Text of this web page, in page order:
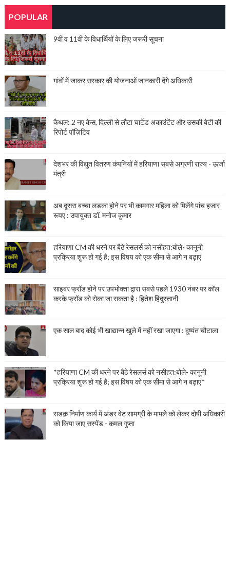
POPULAR
9वीं व 11वीं के विधार्थियों के लिए जरूरी सूचना
गांवों में जाकर सरकार की योजनाओं जानकारी देंगे अधिकारी
कैथल: 2 नए केस, दिल्ली से लौटा चार्टेड अकाउंटेंट और उसकी बेटी की
रिपोर्ट पॉज़िटिव
देशभर की विद्युत वितरण कंपनियों में हरियाणा सबसे अग्रणी राज्य - ऊर्जा
मंत्री
अब दूसरा बच्चा लडका होने पर भी कामगार महिला को मिलेंगे पांच हजार
रूपए : उपायुक्त डॉ. मनोज कुमार
हरियाणा CM की धरने पर बैठे रेसलर्स को नसीहत:बोले- कानूनी
प्रक्रिया शुरू हो गई है; इस विषय को एक सीमा से आगे न बढ़ाएं
साइबर फ्रॉड होने पर उपभोक्ता द्वारा सबसे पहले 1930 नंबर पर कॉल
करके फ्रॉड को रोका जा सकता है : हितेश हिंदुस्तानी
एक साल बाद कोई भी खाद्यान्न खुले में नहीं रखा जाएगा : दुष्यंत चौटाला
*हरियाणा CM की धरने पर बैठे रेसलर्स को नसीहत:बोले- कानूनी
प्रक्रिया शुरू हो गई है; इस विषय को एक सीमा से आगे न बढ़ाएं*
सडक़ निर्माण कार्य में अंडर वेट सामग्री के मामले को लेकर दोषी अधिकारी
को किया जाए सस्पेंड - कमल गुप्ता